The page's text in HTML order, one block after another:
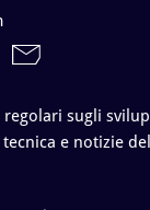
regolari sugli
e notizie